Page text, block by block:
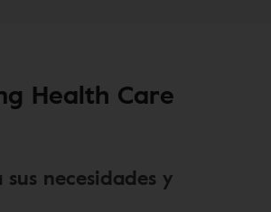
Health Care
necesidades y